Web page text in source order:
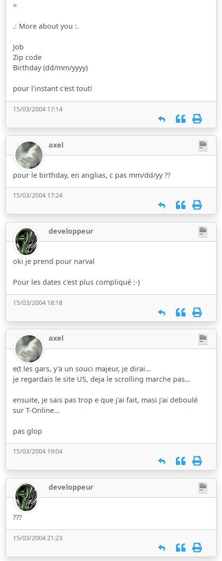
=
.: More about you :.
Job
Zip code
Birthday (dd/mm/yyyy)
pour l'instant c'est tout!
15/03/2004 17:14
axel
pour le birthday, en anglias, c pas mm/dd/yy ??
15/03/2004 17:24
developpeur
oki je prend pour narval
Pour les dates c'est plus compliqué :-)
15/03/2004 18:18
axel
e(t les gars, y'a un souci majeur, je dirai...
je regardais le site US, deja le scrolling marche pas...
ensuite, je sais pas trop e que j'ai fait, masi j'ai deboulé
sur T-Online...
pas glop
15/03/2004 19:04
developpeur
???
15/03/2004 21:23